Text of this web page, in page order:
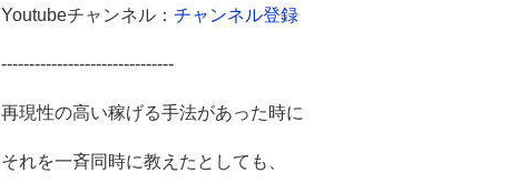
Youtubeチャンネル：チャンネル登録
-------------------------------
再現性の高い稼げる手法があった時に
それを一斉同時に教えたとしても、